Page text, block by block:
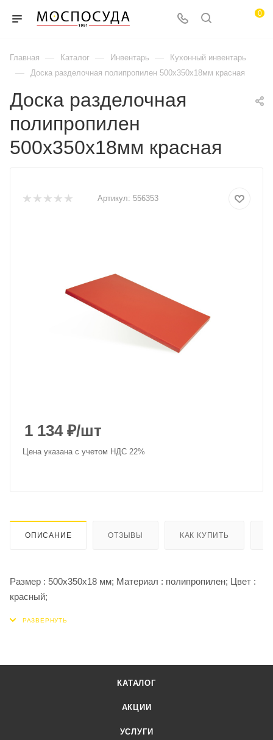
0
Главная — Каталог — Инвентарь — Кухонный инвентарь
— Доска разделочная полипропилен 500х350х18мм красная
Доска разделочная
полипропилен
500х350х18мм красная
Артикул: 556353
1 134₽/шт
Цена указана с учетом НДС 22%
ОПИСАНИЕ ОТЗЫВЫ КАК КУПИТЬ
Размер : 500х350х18 мм; Материал : полипропилен; Цвет :
красный;
КАТАЛОГ
АКЦИИ
УСЛУГИ